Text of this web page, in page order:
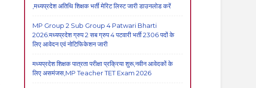
,मध्यप्रदेश अतिथि शिक्षक भर्ती मेरिट लिस्ट जारी डाउनलोड करें
MP Group 2 Sub Group 4 Patwari Bharti
2026:मध्यप्रदेश ग्रुप 2 सब ग्रुप 4 पटवारी भर्ती 2306 पदों के
लिए आवेदन एवं नोटिफिकेशन जारी
मध्यप्रदेश शिक्षक पात्रता परीक्षा प्रक्रिया शुरू,नवीन आवेदकों के
लिए असमंजस,MP Teacher TET Exam 2026